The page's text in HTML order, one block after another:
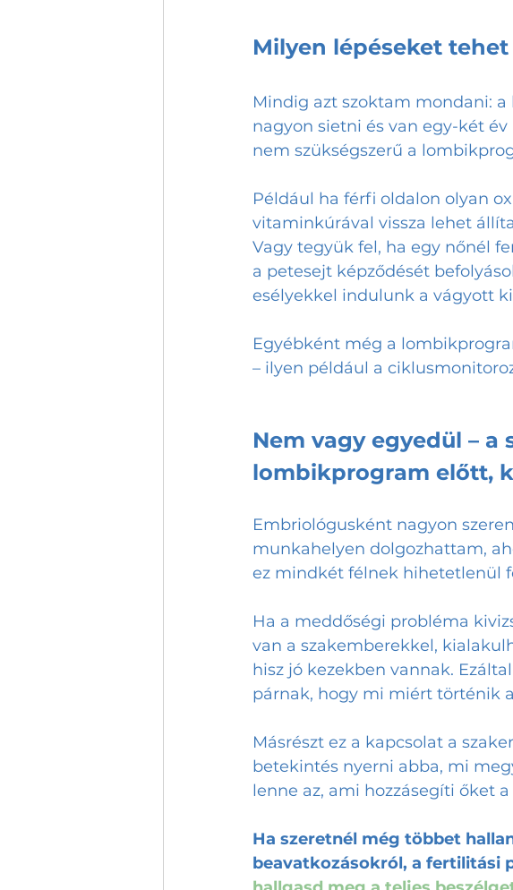
Milyen lépéseket
Mindig azt szoktam mondani:
nagyon sietni és van egy-két
nem szükségszerű a
Például ha férfi oldalon olyan
vitaminkúrával vissza lehet
Vagy tegyük fel, ha egy nőnél
a petesejt képződését
esélyekkel indulunk a vágyott
Egyébként még a
– ilyen például a
Nem vagy egyedül – a
lombikprogram előtt,
Embriológusként nagyon
munkahelyen dolgozhattam,
ez mindkét félnek hihetetlenül
Ha a meddőségi probléma
van a szakemberekkel,
hisz jó kezekben vannak.
párnak, hogy mi miért történik
Másrészt ez a kapcsolat a
betekintés nyerni abba, mi
lenne az, ami hozzásegíti őket
Ha szeretnél még többet
beavatkozásokról, a fertilitási